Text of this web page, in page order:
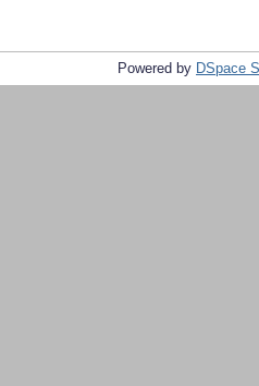
Powered by DSpace